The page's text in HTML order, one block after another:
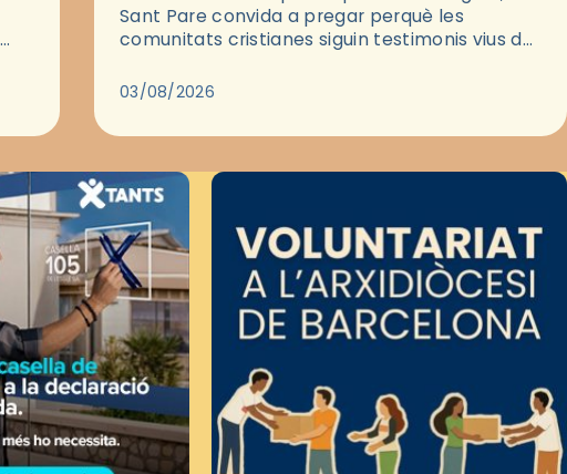
Sant Pare convida a pregar perquè les
comunitats cristianes siguin testimonis vius de
pregària, el…
03/08/2026